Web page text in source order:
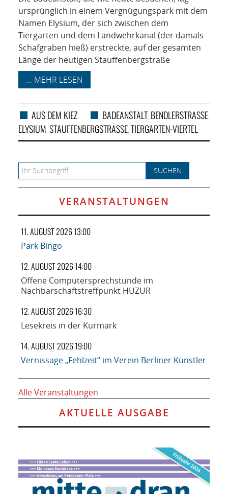
ursprünglich in einem Vergnügungspark mit dem
Namen Elysium, der sich zwischen dem
Tiergarten und dem Landwehrkanal (der damals
Schafgraben hieß) erstreckte, auf der gesamten
Länge der heutigen Stauffenbergstraße
... MEHR LESEN
AUS DEM KIEZ BADEANSTALT, BENDLERSTRASSE ,
ELYSIUM,STAUFFENBERGSTRASSE ,TIERGARTEN-VIERTEL
Search for:
VERANSTALTUNGEN
11. AUGUST 2026 13:00
Park Bingo
12. AUGUST 2026 14:00
Offene Computersprechstunde im
Nachbarschaftstreffpunkt HUZUR
12. AUGUST 2026 16:30
Lesekreis in der Kurmark
14. AUGUST 2026 19:00
Vernissage „Fehlzeit“ im Verein Berliner Künstler
Alle Veranstaltungen
AKTUELLE AUSGABE